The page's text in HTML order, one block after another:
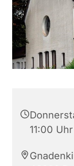
11:00 Uhr